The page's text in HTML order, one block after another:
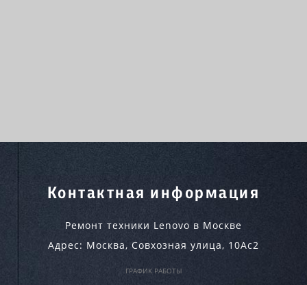
Контактная информация
Ремонт техники Lenovo в Москве
Адрес: Москва, Совхозная улица, 10Ас2
ГРАФИК РАБОТЫ